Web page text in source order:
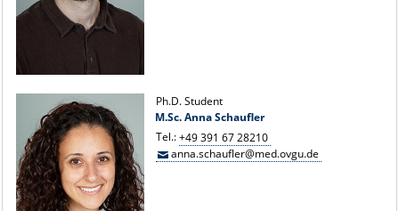
Ph.D. Student
M.Sc. Anna Schaufler
Tel.:+49 391 67 28210
anna.schaufler@med.ovgu.de